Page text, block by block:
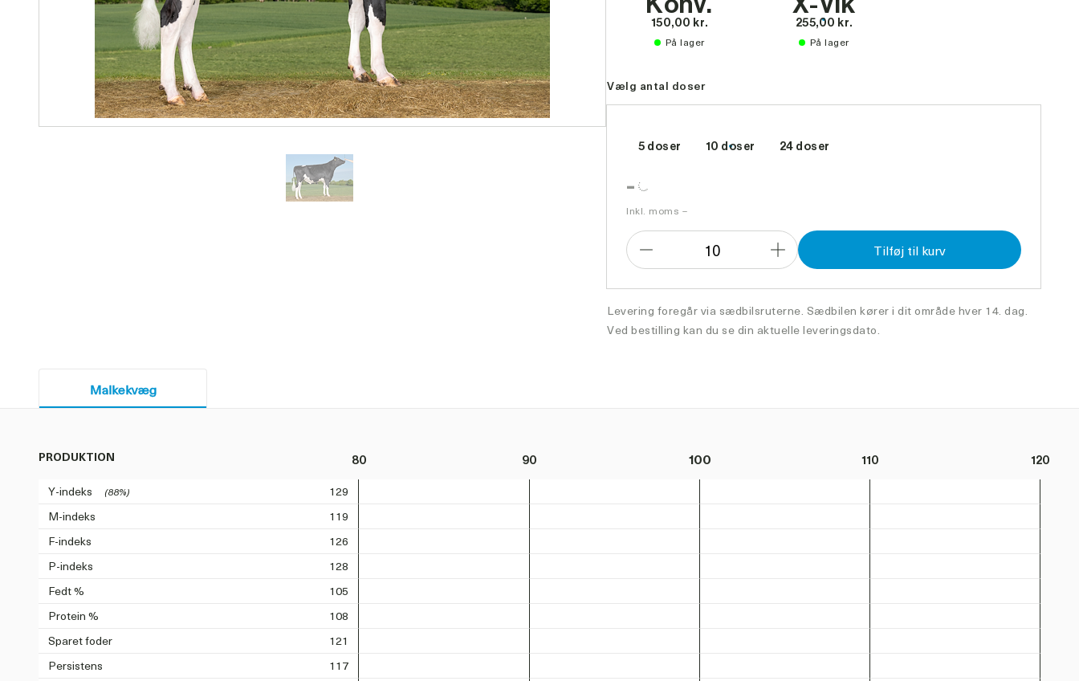
150,00 kr.
På lager
255,00 kr.
På lager
Vælg antal doser
5 doser 10 doser 24 doser
-
Inkl. moms –
10
Forøg
Tilføj til kurv
Levering foregår via sædbilsruterne. Sædbilen kører i dit område hver 14. dag.
Ved bestilling kan du se din aktuelle leveringsdato.
Malkekvæg
PRODUKTION 80 90 100 110 120
Y-indeks (88%)
129
M-indeks
119
F-indeks
126
P-indeks
128
Fedt %
105
Protein %
108
Sparet foder
121
Persistens
117